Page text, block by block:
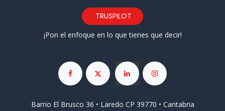
TRUSPILOT
¡Pon el enfoque en lo que tienes que decir!
Barrio El Brusco 36 • Laredo CP 39770 • Cantabria